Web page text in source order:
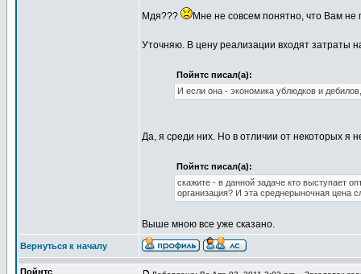
Мдя??? Мне не совсем понятно, что Вам не
Уточняю. В цену реализации входят затраты
Пойнтс писал(а):
И если она - экономика ублюдков и
Да, я среди них. Но в отличии от некоторых я
Пойнтс писал(а):
скажите - в данной задаче кто выступает
организация? И эта среднерыночная цена
Выше мною все уже сказано.
Вернуться к началу
Пойнтс